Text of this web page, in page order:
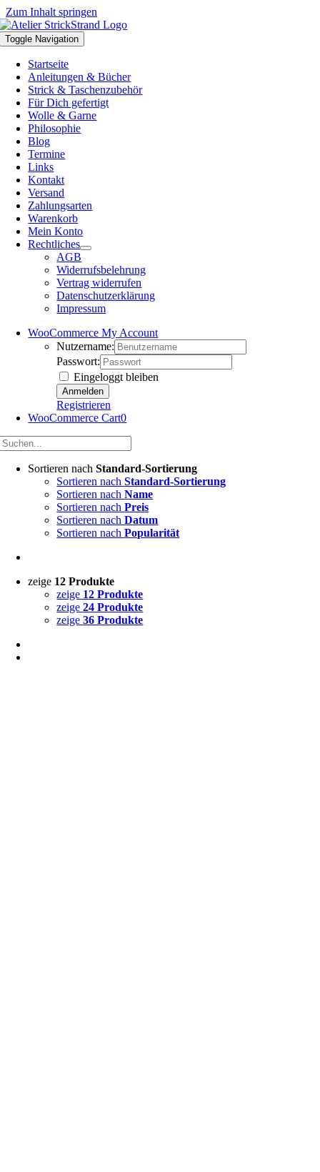
Zum Inhalt springen
Toggle Navigation
Startseite
Anleitungen & Bücher
Strick & Taschenzubehör
Für Dich gefertigt
Wolle & Garne
Philosophie
Blog
Termine
Links
Kontakt
Versand
Zahlungsarten
Warenkorb
Mein Konto
Rechtliches
AGB
Widerrufsbelehrung
Vertrag widerrufen
Datenschutzerklärung
Impressum
WooCommerce My Account
Nutzername:
Passwort:
Eingeloggt bleiben
Registrieren
WooCommerce Cart0
Sortieren nachStandard-Sortierung
Sortieren nachStandard-Sortierung
Sortieren nachName
Sortieren nachPreis
Sortieren nachDatum
Sortieren nachPopularität
zeige 12 Produkte
zeige 12 Produkte
zeige24 Produkte
zeige36 Produkte